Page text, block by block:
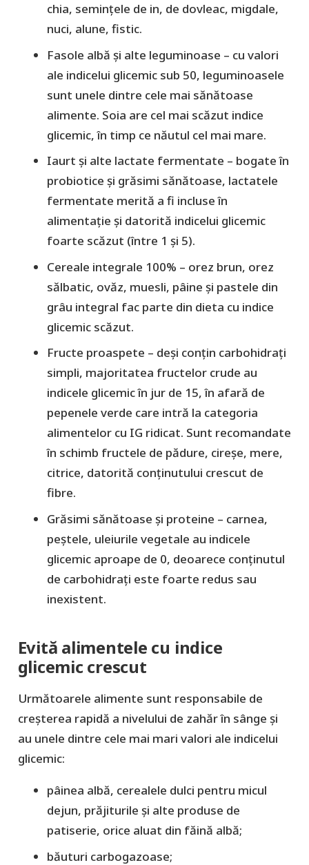
chia, semințele de in, de dovleac, migdale,
nuci, alune, fistic.
Fasole albă și alte leguminoase – cu valori
ale indicelui glicemic sub 50, leguminoasele
sunt unele dintre cele mai sănătoase
alimente. Soia are cel mai scăzut indice
glicemic, în timp ce năutul cel mai mare.
Iaurt și alte lactate fermentate – bogate în
probiotice și grăsimi sănătoase, lactatele
fermentate merită a fi incluse în
alimentație și datorită indicelui glicemic
foarte scăzut (între 1 și 5).
Cereale integrale 100% – orez brun, orez
sălbatic, ovăz, muesli, pâine și pastele din
grâu integral fac parte din dieta cu indice
glicemic scăzut.
Fructe proaspete – deși conțin carbohidrați
simpli, majoritatea fructelor crude au
indicele glicemic în jur de 15, în afară de
pepenele verde care intră la categoria
alimentelor cu IG ridicat. Sunt recomandate
în schimb fructele de pădure, cireșe, mere,
citrice, datorită conținutului crescut de
fibre.
Grăsimi sănătoase și proteine – carnea,
peștele, uleiurile vegetale au indicele
glicemic aproape de 0, deoarece conținutul
de carbohidrați este foarte redus sau
inexistent.
Evită alimentele cu indice
glicemic crescut
Următoarele alimente sunt responsabile de
creșterea rapidă a nivelului de zahăr în sânge și
au unele dintre cele mai mari valori ale indicelui
glicemic:
pâinea albă, cerealele dulci pentru micul
dejun, prăjiturile și alte produse de
patiserie, orice aluat din făină albă;
băuturi carbogazoase;